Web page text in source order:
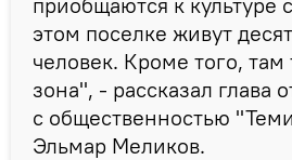
этом поселке живут
человек. Кроме того, там
зона", - рассказал глава
с общественностью
Эльмар Меликов.